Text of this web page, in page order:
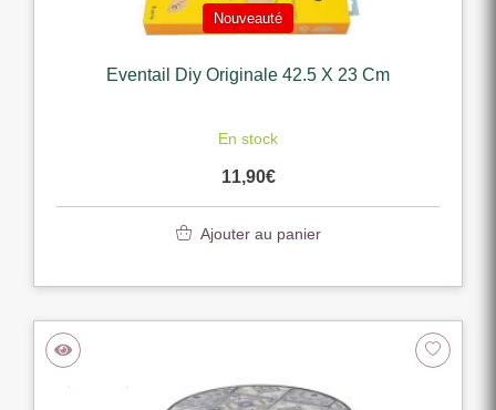
Nouveauté
Eventail Diy Originale 42.5 X 23 Cm
En stock
11,90€
Ajouter au panier